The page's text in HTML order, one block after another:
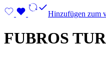
Hinzufügen zum
FUBROS